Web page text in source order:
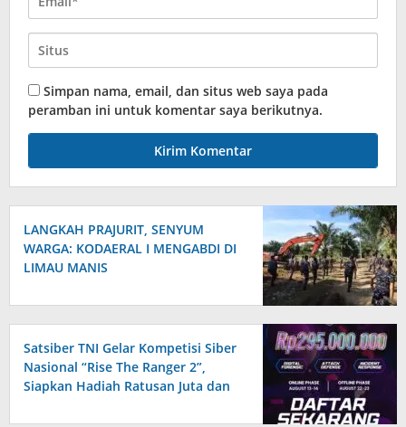
Simpan nama, email, dan situs web saya pada
peramban ini untuk komentar saya berikutnya.
‎LANGKAH PRAJURIT, SENYUM
WARGA: KODAERAL I MENGABDI DI
LIMAU MANIS
Satsiber TNI Gelar Kompetisi Siber
Nasional “Rise The Ranger 2”,
Siapkan Hadiah Ratusan Juta dan